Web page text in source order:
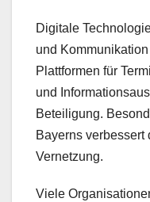
Digitale
und
Plattformen für
und
Beteiligung.
Bayerns verbessert
Vernetzung.
Viele